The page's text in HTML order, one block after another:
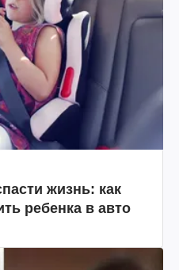
жизнь: как
ребенка в авто